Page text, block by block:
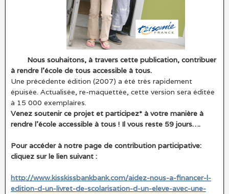
Nous souhaitons, à travers cette publication, contribuer
à rendre l’école de tous accessible à tous.
Une précédente édition (2007) a été très rapidement
épuisée. Actualisée, re-maquettée, cette version sera éditée
à 15 000 exemplaires.
Venez soutenir ce projet et participez* à votre manière à
rendre l’école accessible à tous ! Il vous reste 59 jours….
Pour accéder à notre page de contribution participative:
cliquez sur le lien suivant :
http://www.kisskissbankbank.com/aidez-nous-a-financer-l-
edition-d-un-livret-de-scolarisation-d-un-eleve-avec-une-